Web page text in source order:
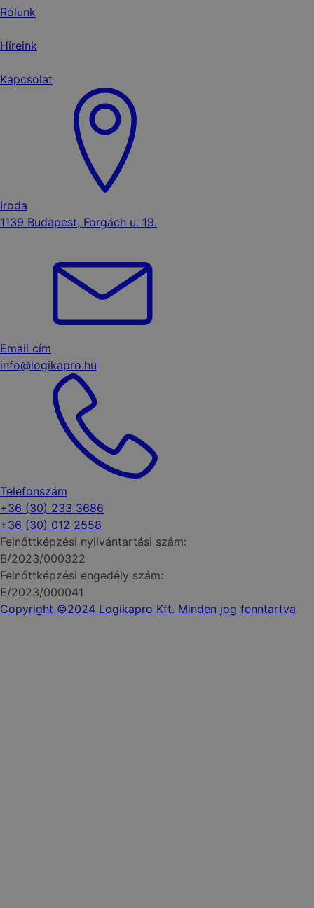
Rólunk
Híreink
Kapcsolat
Iroda
1139 Budapest, Forgách u. 19.
Email cím
info@logikapro.hu
Telefonszám
+36 (30) 233 3686
+36 (30) 012 2558
Felnőttképzési nyilvántartási szám:
B/2023/000322
Felnőttképzési engedély szám:
E/2023/000041
Copyright ©2024 Logikapro Kft. Minden jog fenntartva